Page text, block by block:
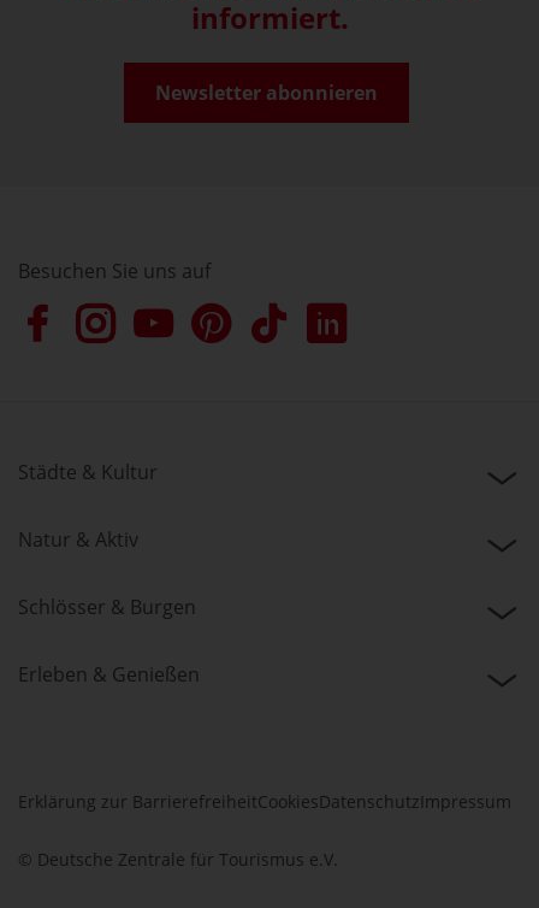
informiert.
Newsletter abonnieren
Besuchen Sie uns auf
Städte & Kultur
Natur & Aktiv
Schlösser & Burgen
Erleben & Genießen
Erklärung zur BarrierefreiheitCookiesDatenschutz Impressum
© Deutsche Zentrale für Tourismus e.V.